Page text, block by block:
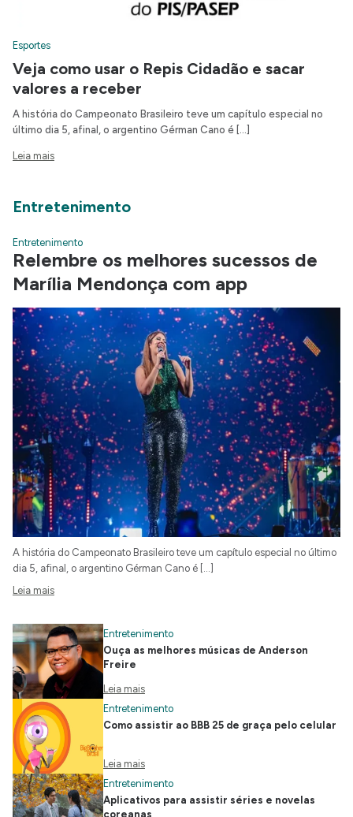
Esportes
Veja como usar o Repis Cidadão e sacar
valores a receber
A história do Campeonato Brasileiro teve um capítulo especial no
último dia 5, afinal, o argentino Gérman Cano é […]
Leia mais
Entretenimento
Entretenimento
Relembre os melhores sucessos de
Marília Mendonça com app
A história do Campeonato Brasileiro teve um capítulo especial no último
dia 5, afinal, o argentino Gérman Cano é […]
Leia mais
Entretenimento
Ouça as melhores músicas de Anderson
Freire
Leia mais
Entretenimento
Como assistir ao BBB 25 de graça pelo celular
Leia mais
Entretenimento
Aplicativos para assistir séries e novelas
coreanas